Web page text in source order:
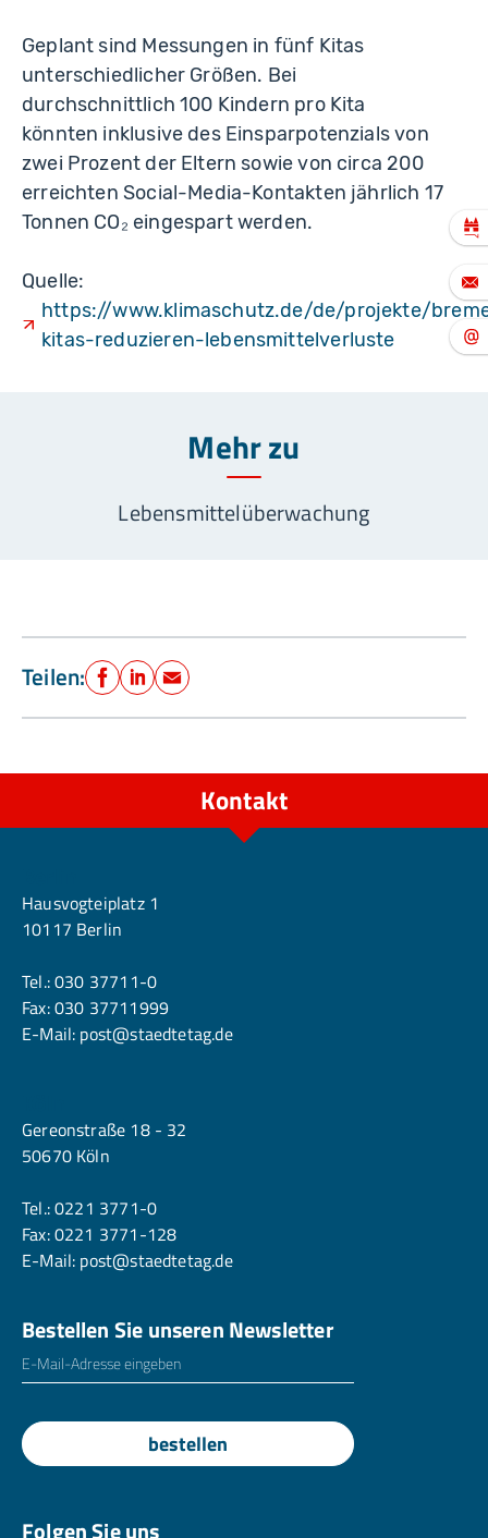
Geplant sind Messungen in fünf Kitas
unterschiedlicher Größen. Bei
durchschnittlich 100 Kindern pro Kita
könnten inklusive des Einsparpotenzials von
zwei Prozent der Eltern sowie von circa 200
erreichten Social-Media-Kontakten jährlich 17
Tonnen CO₂ eingespart werden.
Quelle:
https://www.klimaschutz.de/de/projekte/
kitas-reduzieren-lebensmittelverluste
Mehr zu
Lebensmittelüberwachung
Teilen: Facebook
LinkedIn
E-Mail
Kontakt
Hausvogteiplatz 1
10117 Berlin
Tel.:030 37711-0
Fax: 030 37711999
E-Mail: post@staedtetag.de
Gereonstraße 18 - 32
50670 Köln
Tel.:0221 3771-0
Fax: 0221 3771-128
E-Mail: post@staedtetag.de
Bestellen Sie unseren Newsletter
E-Mailadresse
bestellen
Folgen Sie uns